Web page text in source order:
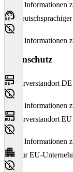
Keine Informationen
Keine Informationen
Datenschutz
Serverstandort DE
Keine Informationen
Serverstandort EU
Keine Informationen
Nur EU-